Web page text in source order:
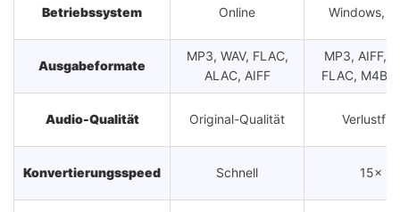
Betriebssystem Online Windows,
Ausgabeformate
MP3, WAV, FLAC,
ALAC, AIFF
MP3, AIFF,
FLAC, M4B,
Audio-Qualität Original-Qualität Verlustfrei
Konvertierungsspeed Schnell 15×